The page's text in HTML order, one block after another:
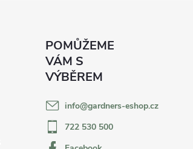
info@gardners-eshop.cz
722 530 500